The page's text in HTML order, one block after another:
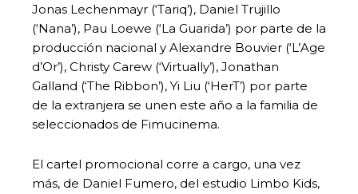
Jonas Lechenmayr (‘Tariq’), Daniel Trujillo
(‘Nana’), Pau Loewe (‘La Guarida’) por parte de la
producción nacional y Alexandre Bouvier (‘L’Age
d’Or’), Christy Carew (‘Virtually’), Jonathan
Galland (‘The Ribbon’), Yi Liu (‘HerT’) por parte
de la extranjera se unen este año a la familia de
seleccionados de Fimucinema.
El cartel promocional corre a cargo, una vez
más, de Daniel Fumero, del estudio Limbo Kids,